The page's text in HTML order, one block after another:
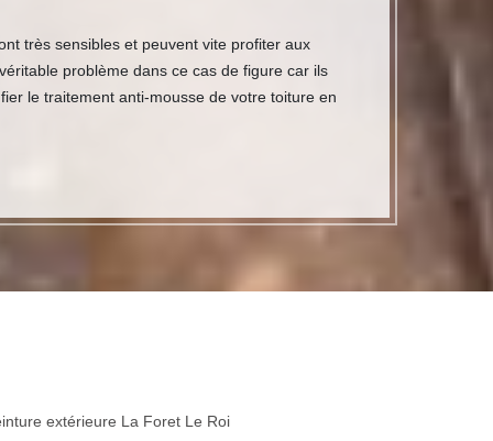
très sensibles et peuvent vite profiter aux
problème dans ce cas de figure car ils
le traitement anti-mousse de votre toiture en
extérieure La Foret Le Roi